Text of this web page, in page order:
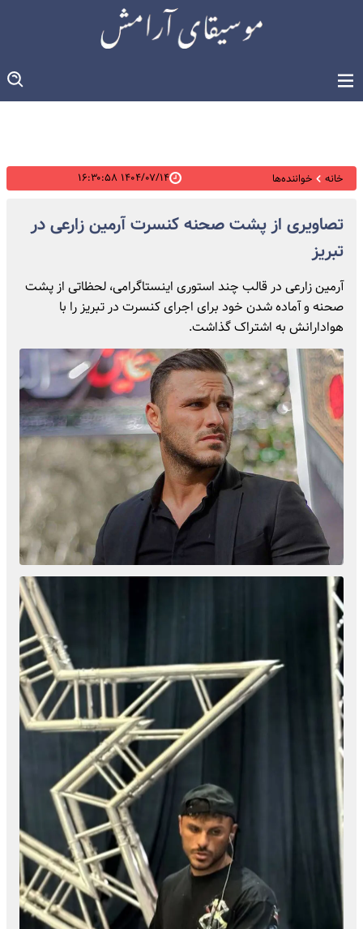
خانه خواننده‌ها ۱۴۰۴/۰۷/۱۴ ۱۶:۳۰:۵۸
تصاویری از پشت صحنه کنسرت آرمین زارعی در
تبریز
آرمین زارعی در قالب چند استوری اینستاگرامی، لحظاتی از پشت
صحنه و آماده شدن خود برای اجرای کنسرت در تبریز را با
هوادارانش به اشتراک گذاشت.